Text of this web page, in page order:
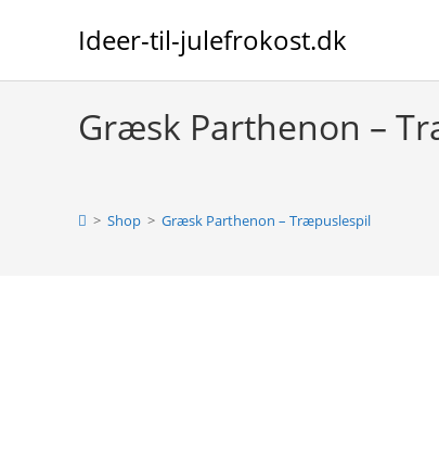
Ideer-til-julefrokost.dk
Græsk Parthenon –
> Shop > Græsk Parthenon – Træpuslespil